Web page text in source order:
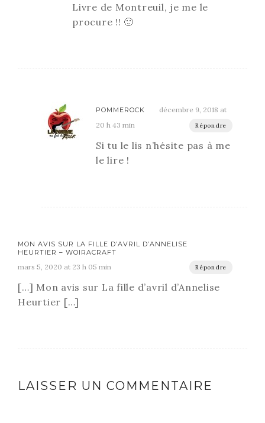
Livre de Montreuil, je me le
procure !! 🙂
POMMEROCK
décembre 9, 2018 at
20 h 43 min
Répondre
Si tu le lis n’hésite pas à me
le lire !
MON AVIS SUR LA FILLE D’AVRIL D’ANNELISE
HEURTIER – WOIRACRAFT
mars 5, 2020 at 23 h 05 min Répondre
[…] Mon avis sur La fille d’avril d’Annelise
Heurtier […]
LAISSER UN COMMENTAIRE